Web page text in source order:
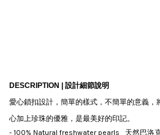
DESCRIPTION | 設計細節說明
愛心鎖扣設計，簡單的樣式，不簡單的意義，
心加上珍珠的優雅，是最美好的印記。
- 100% Natural freshwater pearls 天然巴洛